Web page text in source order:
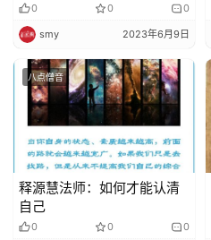
纪
录
佛
教
艺
术
政
策
0 0 0
smy 2023年6月9日
八点僧音
释源慧法师：如何才能认清
自己
0 0 0